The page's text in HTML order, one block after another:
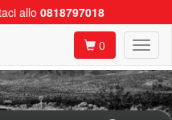
allo 0818797018
0